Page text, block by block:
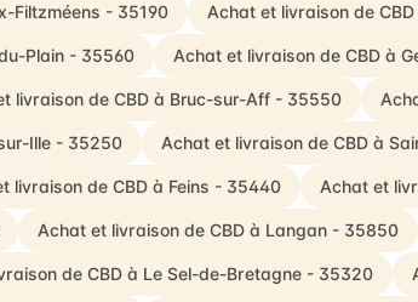
Filtzméens - 35190 Achat et livraison de
Plain - 35560 Achat et livraison de CBD à
livraison de CBD à Bruc-sur-Aff - 35550
Ille - 35250 Achat et livraison de CBD à
livraison de CBD à Feins - 35440 Achat et
Achat et livraison de CBD à Langan - 35850
de CBD à Le Sel-de-Bretagne - 35320